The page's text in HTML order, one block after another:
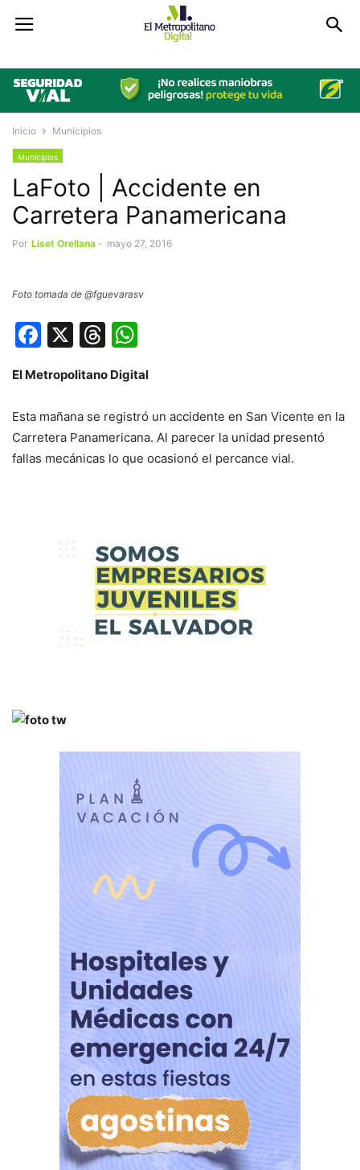
Inicio Municipios
Municipios
LaFoto | Accidente en
Carretera Panamericana
Por Liset Orellana - mayo 27, 2016
Foto tomada de @fguevarasv
Facebook
X Threads
El Metropolitano Digital
Esta mañana se registró un accidente en San Vicente en la
Carretera Panamericana. Al parecer la unidad presentó
fallas mecánicas lo que ocasionó el percance vial.